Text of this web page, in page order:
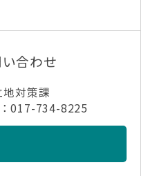
合わせ
対策課
017-734-8225